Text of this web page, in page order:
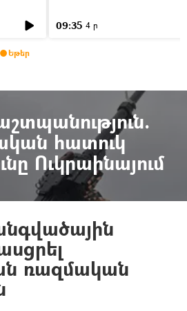
09:35 4 ր
Եթեր
հատուկ
Ուկրաինայում
ռազմական